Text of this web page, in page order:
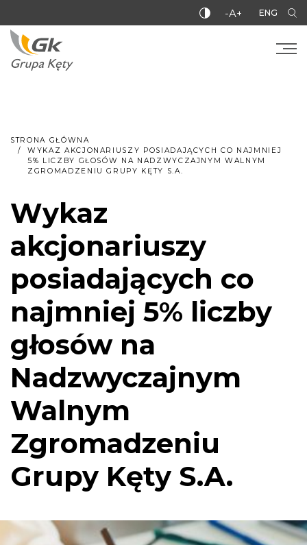
-A+ ENG
STRONA GŁÓWNA
WYKAZ AKCJONARIUSZY POSIADAJĄCYCH CO NAJMNIEJ
5% LICZBY GŁOSÓW NA NADZWYCZAJNYM WALNYM
ZGROMADZENIU GRUPY KĘTY S.A.
Wykaz
akcjonariuszy
posiadających co
najmniej 5% liczby
głosów na
Nadzwyczajnym
Walnym
Zgromadzeniu
Grupy Kęty S.A.